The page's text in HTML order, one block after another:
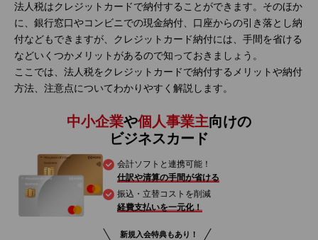
法人税はクレジットカードで納付することができます。そのほか
に、銀行窓口やコンビニでの現金納付、口座からの引き落とし納
付などもできますが、クレジットカード納付には、手間を省ける
などいくつかメリットがあるので知っておきましょう。
ここでは、法人税をクレジットカードで納付するメリットや納付
方法、注意点についてわかりやすく解説します。
中小企業や個人事業主向けの
ビジネスカード
会計ソフトと連携可能！
仕訳や清算の手間が省ける
振込・立替コストを削減
経費支払いを一元化！
新規入会特典もあり！